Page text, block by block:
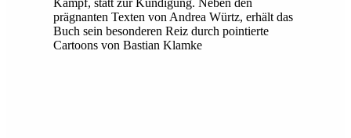
Kampf, statt zur Kündigung. Neben den
prägnanten Texten von Andrea Würtz, erhält das
Buch sein besonderen Reiz durch pointierte
Cartoons von Bastian Klamke